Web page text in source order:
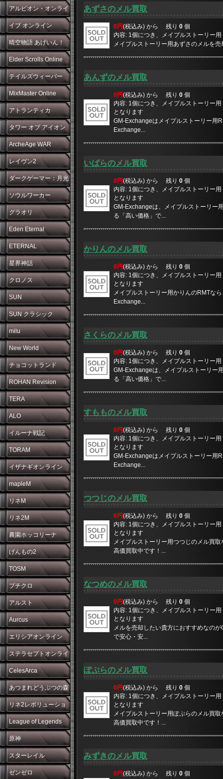
アルビオン・オンライ
ン
イブ オンライン
晴空物語 あげいん！
Elder Scrolls Online
テイルズウィーバー
MixMaster Online
アトランティカ
タワー オブ アイオン
ArcheAge WAR
レイヴン2
ダークゲーマー：月光
彫刻師
ソウルワーカー
グラオリ
Eden Eternal
ETERNAL
星界神話
クロノス
SUN
SUN クラシック
milu
New World
チョコットランド
ROHAN Revision
TERA
ALO
イルーナ戦記
TORAM
イザナギオンライン
mapleM
リネM
リネ2M
農園ホッコリーナ
げんもの2
TOSM
プチクロ
アルスト
Aurcus
エリシアオンライン
ステラセプトオンライ
ン
CelesArca
あつまれどうぶつの森
リネ2レボリューショ
ン
League of Legends
原神
スターレイル
ゼンゼロ
あずさのメル買取
0円(税込み) から 残り0 個
内容: 1個につき、メイプルストーリー
メイプルストーリー用あずさのメルを
あんずのメル買取
0円(税込み) から 残り 0 個
内容: 1個につき、メイプルストーリー
となります
GM-Exchangeはメイプルストーリー用
Exchange...
いばらのメル買取
0円(税込み) から 残り0 個
内容: 1個につき、メイプルストーリー
となります
GM-Exchangeは、メイプルストーリー
る「高い価格」で...
かりんのメル買取
0円(税込み) から 残り 0 個
内容: 1個につき、メイプルストーリー
となります
メイプルストーリー用かりんのRMTな
Exchange...
さくらのメル買取
0円(税込み) から 残り0 個
内容: 1個につき、メイプルストーリー
GM-Exchangeは、メイプルストーリー
る「高い価格」で...
すもものメル買取
0円(税込み) から 残り0 個
内容: 1個につき、メイプルストーリー
となります
GM-Exchangeはメイプルストーリー用
Exchange...
つつじのメル買取
0円(税込み) から 残り 0 個
内容: 1個につき、メイプルストーリー
となります
メイプルストーリー用つつじのメル買
高価買取中です！...
なつめのメル買取
0円(税込み) から 残り0 個
内容: 1個につき、メイプルストーリー
となります
メルを売却したい貴方におすすめなの
で安心・安...
ぽぷらのメル買取
0円(税込み) から 残り 0個
内容: 1個につき、メイプルストーリー
となります
メイプルストーリー用ぽぷらのメル買
高価買取中です！...
みずきのメル買取
0円(税込み) から 残り0 個